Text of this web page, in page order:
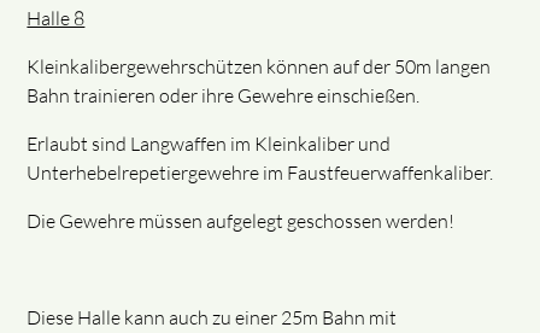
Halle 8
Kleinkalibergewehrschützen können auf der 50m langen
Bahn trainieren oder ihre Gewehre einschießen.
Erlaubt sind Langwaffen im Kleinkaliber und
Unterhebelrepetiergewehre im Faustfeuerwaffenkaliber.
Die Gewehre müssen aufgelegt geschossen werden!
Diese Halle kann auch zu einer 25m Bahn mit